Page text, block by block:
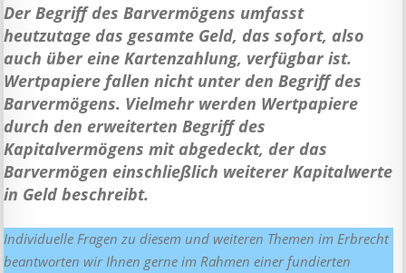
Der Begriff des Barvermögens umfasst
heutzutage das gesamte Geld, das sofort, also
auch über eine Kartenzahlung, verfügbar ist.
Wertpapiere fallen nicht unter den Begriff des
Barvermögens. Vielmehr werden Wertpapiere
durch den erweiterten Begriff des
Kapitalvermögens mit abgedeckt, der das
Barvermögen einschließlich weiterer Kapitalwerte
in Geld beschreibt.
Individuelle Fragen zu diesem und weiteren Themen im Erbrecht
beantworten wir Ihnen gerne im Rahmen einer fundierten